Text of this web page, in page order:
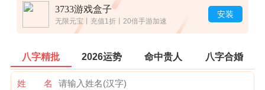
3733游戏盒子
无限元宝丨充值1折丨20倍手游加速
安装
八字精批 2026运势 命中贵人 八字合婚
姓 名